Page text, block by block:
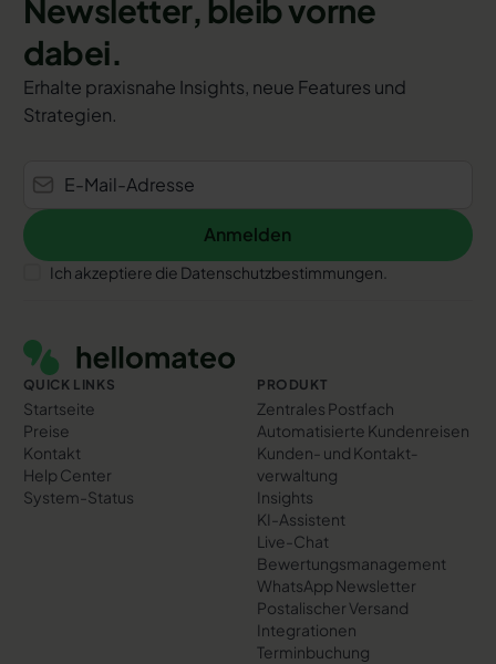
Newsletter, bleib vorne
dabei.
Erhalte praxisnahe Insights, neue Features und
Strategien.
Anmelden
Anmelden
Ich akzeptiere die Datenschutzbestimmungen.
QUICK LINKS
Startseite
Preise
Kontakt
Help Center
System-Status
PRODUKT
Zentrales Postfach
Automatisierte Kundenreisen
Kunden- und Kontakt­
verwaltung
Insights
KI-Assistent
Live-Chat
Bewertungs­management
WhatsApp Newsletter
Postalischer Versand
Integrationen
Terminbuchung